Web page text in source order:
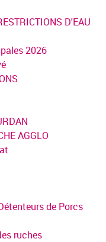
D'EAU
2026
AGGLO
de Porcs
ruches